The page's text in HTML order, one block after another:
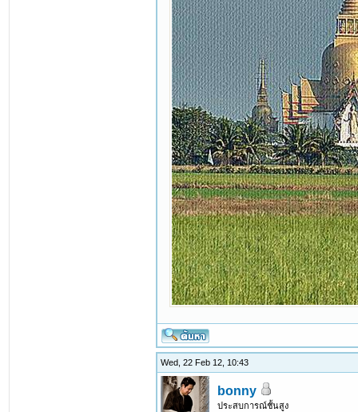
Wed, 22 Feb 12, 10:43
bonny
ประสบการณ์ชั้นสูง